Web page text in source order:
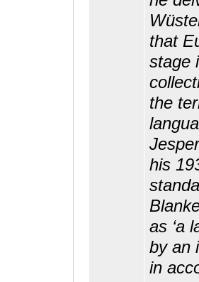
that
stage
the
his
as ‘a
by an
in